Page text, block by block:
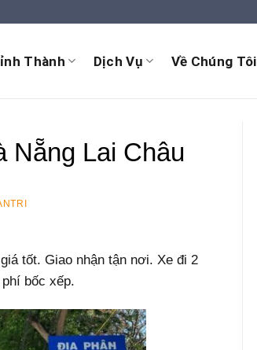
Thành Dịch Vụ Về Chúng Tôi
Nẵng Lai Châu
tốt. Giao nhận tận nơi. Xe đi 2
bốc xếp.